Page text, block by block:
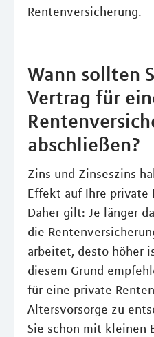
Rentenversicherung.
Wann sollten
Vertrag für
abschließen?
Zins und Zinseszins
Effekt auf Ihre private
Daher gilt: Je länger
die
arbeitet, desto höher
diesem Grund
für eine private
Altersvorsorge zu
Sie schon mit kleinen